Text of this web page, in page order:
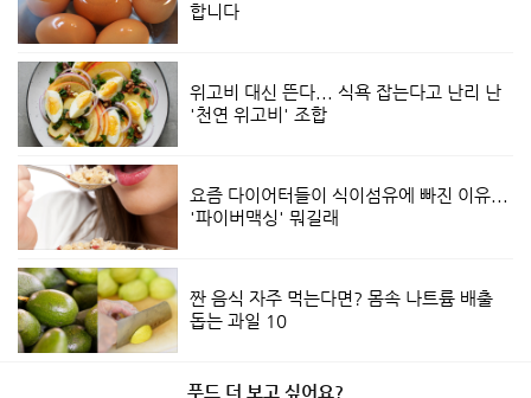
합니다
위고비 대신 뜬다... 식욕 잡는다고 난리 난
'천연 위고비' 조합
요즘 다이어터들이 식이섬유에 빠진 이유...
'파이버맥싱' 뭐길래
짠 음식 자주 먹는다면? 몸속 나트륨 배출
돕는 과일 10
푸드 더 보고 싶어요?